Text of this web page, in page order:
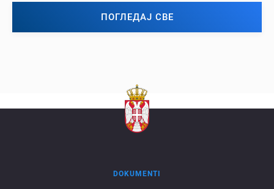
ПОГЛЕДАЈ СВЕ
DOKUMENTI